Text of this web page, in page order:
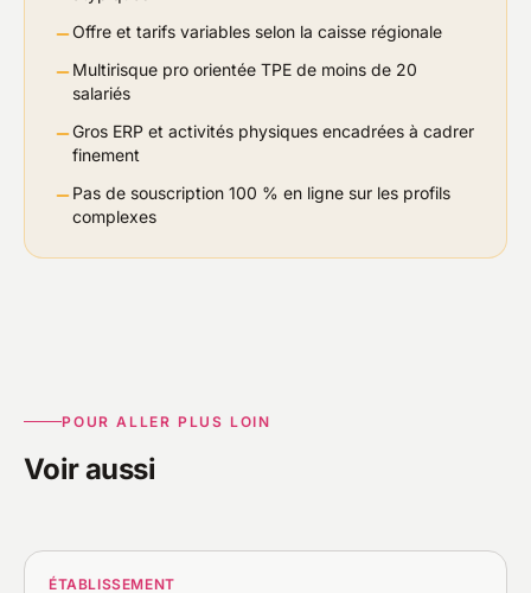
Offre et tarifs variables selon la caisse régionale
Multirisque pro orientée TPE de moins de 20
salariés
Gros ERP et activités physiques encadrées à cadrer
finement
Pas de souscription 100 % en ligne sur les profils
complexes
POUR ALLER PLUS LOIN
Voir aussi
ÉTABLISSEMENT